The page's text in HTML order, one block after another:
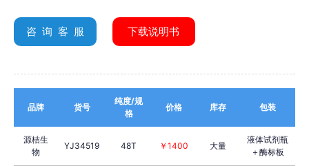
咨 询 客 服 下载说明书
品牌 货号
纯度/规
格
价格 库存 包装
源桔生
物
YJ34519 48T ￥1400 大量
液体试剂瓶
＋酶标板